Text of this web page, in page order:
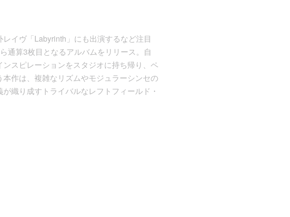
イヴ「Labyrinth」にも出演するなど注目
通算3枚目となるアルバムをリリース。自
スピレーションをスタジオに持ち帰り、ペ
作は、複雑なリズムやモジュラーシンセの
織り成すトライバルなレフトフィールド・